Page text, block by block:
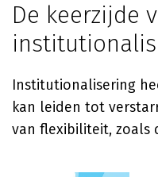
De keerzijde
Institutionalisering
kan leiden tot
van flexibiliteit, zoals